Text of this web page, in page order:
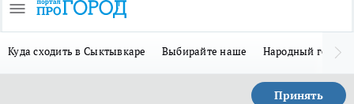
Куда сходить в Сыктывкаре Выбирайте наше Народный герой
Принять